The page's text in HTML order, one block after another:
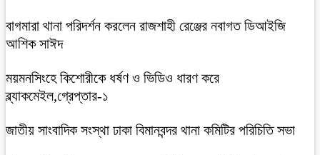
বাগমারা থানা পরিদর্শন করলেন রাজশাহী রেঞ্জের নবাগত ডিআইজি
আশিক সাঈদ
ময়মনসিংহে কিশোরীকে ধর্ষণ ও ভিডিও ধারণ করে
ব্ল্যাকমেইল,গ্রেপ্তার-১
জাতীয় সাংবাদিক সংস্থা ঢাকা বিমানবন্দর থানা কমিটির পরিচিতি সভা